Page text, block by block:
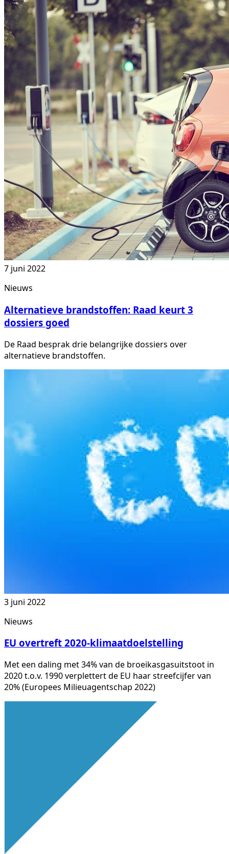
7 juni 2022
Nieuws
Alternatieve brandstoffen: Raad keurt 3
dossiers goed
De Raad besprak drie belangrijke dossiers over
alternatieve brandstoffen.
3 juni 2022
Nieuws
EU overtreft 2020-klimaatdoelstelling
Met een daling met 34% van de broeikasgasuitstoot in
2020 t.o.v. 1990 verplettert de EU haar streefcijfer van
20% (Europees Milieuagentschap 2022)